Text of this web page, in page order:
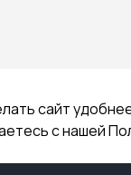
сайт
с нашей